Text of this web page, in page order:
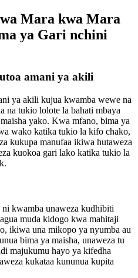
Mara kwa Mara
ya Gari nchini
amani ya akili
ya akili kujua kwamba wewe na
na tukio lolote la bahati mbaya
yako. Kwa mfano, bima ya
wako katika tukio la kifo chako,
kukupa manufaa ikiwa hutaweza
kuokoa gari lako katika tukio la
kwamba unaweza kudhibiti
muda kidogo kwa mahitaji
ikiwa una mikopo ya nyumba au
bima ya maisha, unaweza tu
majukumu hayo ya kifedha
kukataa kununua kupita